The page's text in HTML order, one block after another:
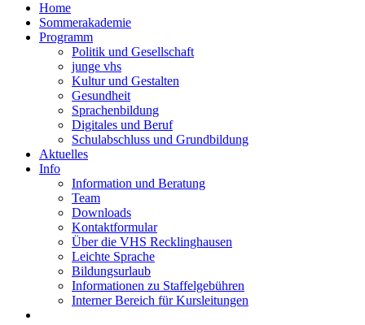
Home
Sommerakademie
Programm
Politik und Gesellschaft
junge vhs
Kultur und Gestalten
Gesundheit
Sprachenbildung
Digitales und Beruf
Schulabschluss und Grundbildung
Aktuelles
Info
Information und Beratung
Team
Downloads
Kontaktformular
Über die VHS Recklinghausen
Leichte Sprache
Bildungsurlaub
Informationen zu Staffelgebühren
Interner Bereich für Kursleitungen